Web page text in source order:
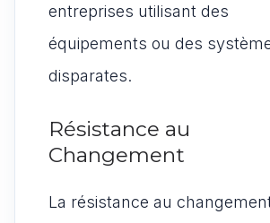
entreprises utilisant des
équipements ou des
disparates.
Résistance au
Changement
La résistance au